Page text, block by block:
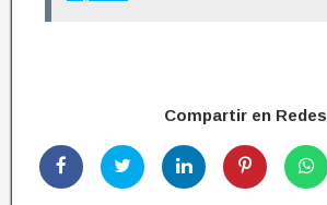
Compartir en Redes